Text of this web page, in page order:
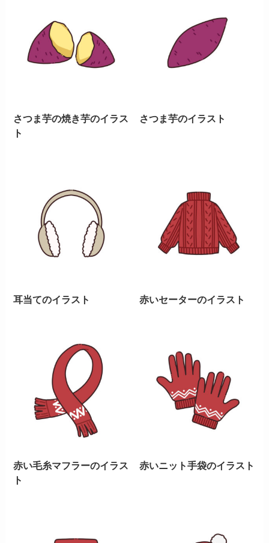
さつま芋の焼き芋のイラス
ト
さつま芋のイラスト
耳当てのイラスト 赤いセーターのイラスト
赤い毛糸マフラーのイラス
ト
赤いニット手袋のイラスト